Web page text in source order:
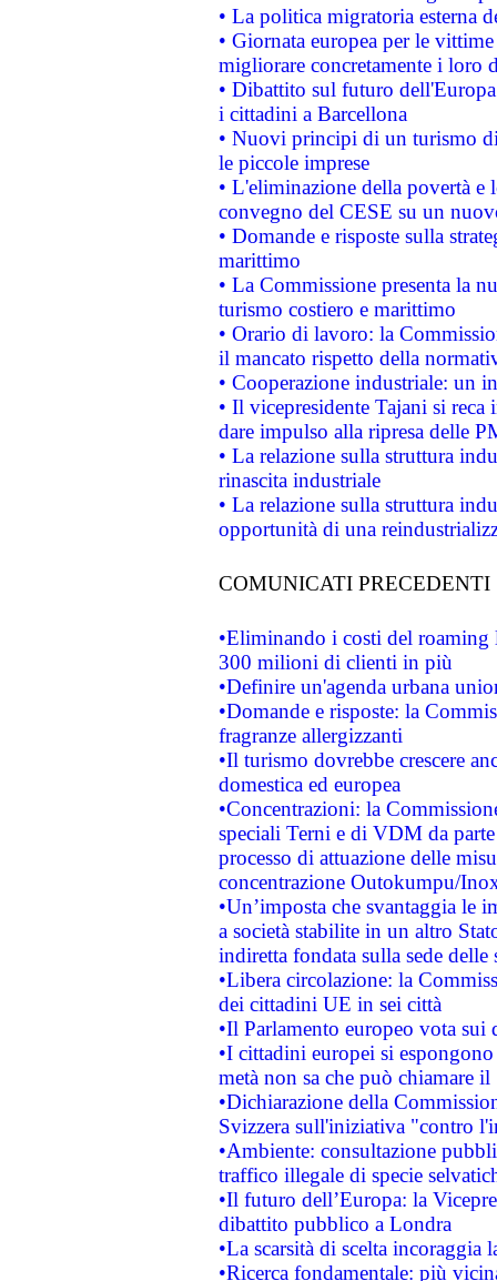
• La politica migratoria esterna
• Giornata europea per le
migliorare concretamente i loro
• Dibattito sul futuro
i cittadini a Barcellona
• Nuovi principi di un turismo
le piccole imprese
• L'eliminazione della povertà
convegno del CESE su un
• Domande e risposte sulla
marittimo
• La Commissione presenta la
turismo costiero e marittimo
• Orario di lavoro: la
il mancato rispetto della
• Cooperazione industriale: un
• Il vicepresidente Tajani si
dare impulso alla ripresa delle
• La relazione sulla struttura
rinascita industriale
• La relazione sulla struttura
opportunità di una
COMUNICATI PRECEDENTI
•Eliminando i costi del roaming
300 milioni di clienti in più
•Definire un'agenda urbana
•Domande e risposte: la
fragranze allergizzanti
•Il turismo dovrebbe crescere
domestica ed europea
•Concentrazioni: la
speciali Terni e di VDM da
processo di attuazione delle
concentrazione Outokumpu/
•Un’imposta che svantaggia le
a società stabilite in un altro
indiretta fondata sulla sede delle
•Libera circolazione: la
dei cittadini UE in sei città
•Il Parlamento europeo vota sui
•I cittadini europei si
metà non sa che può chiamare
•Dichiarazione della
Svizzera sull'iniziativa "contro
•Ambiente: consultazione
traffico illegale di specie
•Il futuro dell’Europa: la
dibattito pubblico a Londra
•La scarsità di scelta
•Ricerca fondamentale: più